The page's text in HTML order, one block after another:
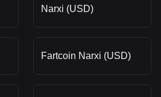
Narxi (USD)
Fartcoin Narxi (USD)